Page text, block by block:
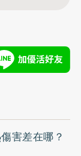
害差在哪？